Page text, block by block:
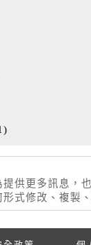
)
供更多訊息，
式修改、複製